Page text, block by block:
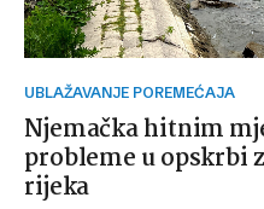
UBLAŽAVANJE POREMEĆAJA
Njemačka hitnim
probleme u opskrbi
rijeka